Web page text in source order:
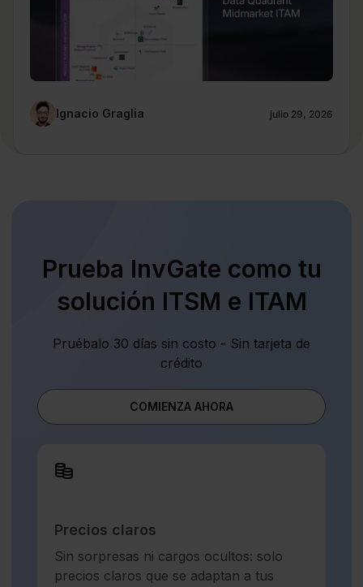
Ignacio Graglia julio 29, 2026
Prueba InvGate como tu
solución ITSM e ITAM
Pruébalo 30 días sin costo - Sin tarjeta de
crédito
COMIENZA AHORA
Precios claros
Sin sorpresas ni cargos ocultos: solo
precios claros que se adaptan a tus